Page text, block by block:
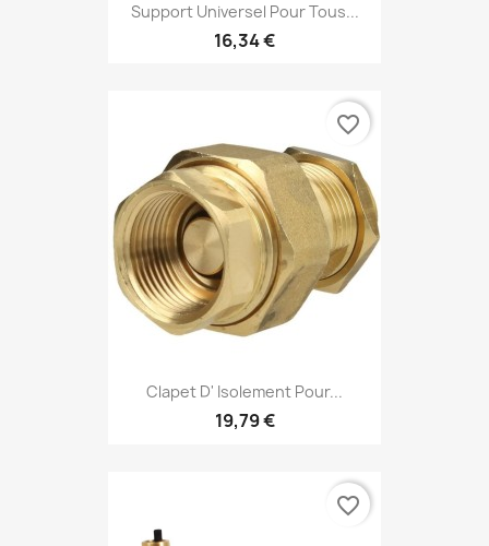
Support Universel Pour Tous...
16,34 €
Clapet D' Isolement Pour...
19,79 €
favorite_border
favorite_border